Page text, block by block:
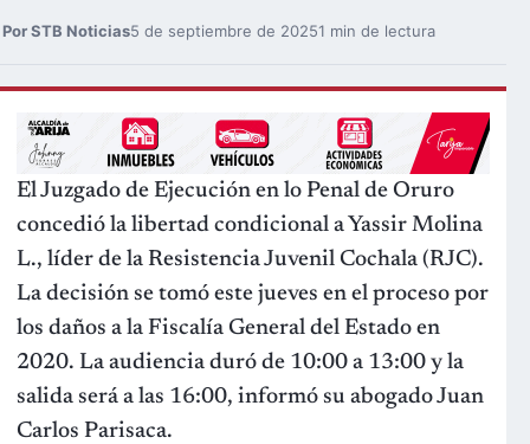
Por STB Noticias5 de septiembre de 20251 min de lectura
El Juzgado de Ejecución en lo Penal de Oruro
concedió la libertad condicional a Yassir Molina
L., líder de la Resistencia Juvenil Cochala (RJC).
La decisión se tomó este jueves en el proceso por
los daños a la Fiscalía General del Estado en
2020. La audiencia duró de 10:00 a 13:00 y la
salida será a las 16:00, informó su abogado Juan
Carlos Parisaca.